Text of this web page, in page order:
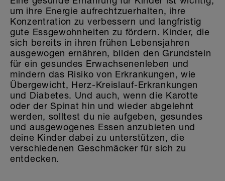
um ihre Energie aufrechtzuerhalten, ihre
Konzentration zu verbessern und langfristig
gute Essgewohnheiten zu fördern. Kinder, die
sich bereits in ihren frühen Lebensjahren
ausgewogen ernähren, bilden den Grundstein
für ein gesundes Erwachsenenleben und
mindern das Risiko von Erkrankungen, wie
Übergewicht, Herz-Kreislauf-Erkrankungen
und Diabetes. Und auch, wenn die Karotte
oder der Spinat hin und wieder abgelehnt
werden, solltest du nie aufgeben, gesundes
und ausgewogenes Essen anzubieten und
deine Kinder dabei zu unterstützen, die
verschiedenen Geschmäcker für sich zu
entdecken.